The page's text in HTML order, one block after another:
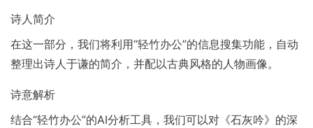
诗人简介
在这一部分，我们将利用“轻竹办公”的信息搜集功能，自动
整理出诗人于谦的简介，并配以古典风格的人物画像。
诗意解析
结合“轻竹办公”的AI分析工具，我们可以对《石灰吟》的深